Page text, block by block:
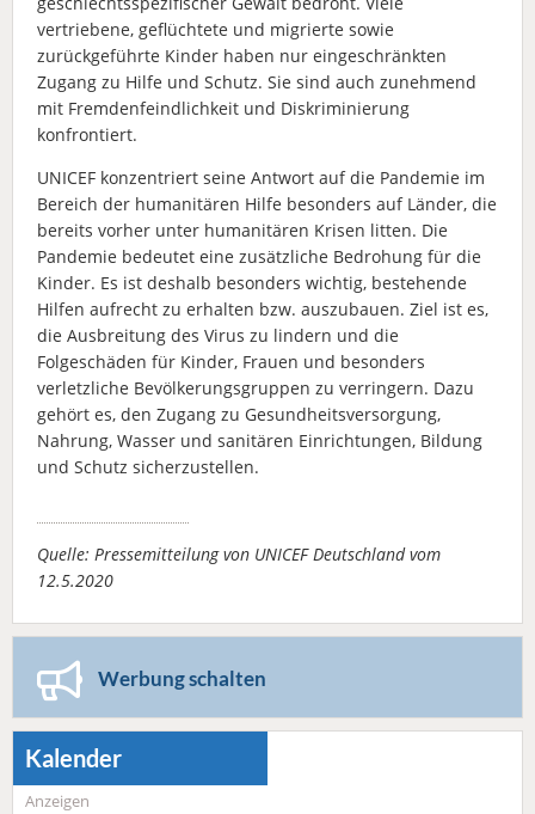
vertriebene, geflüchtete und migrierte sowie
zurückgeführte Kinder haben nur eingeschränkten
Zugang zu Hilfe und Schutz. Sie sind auch zunehmend
mit Fremdenfeindlichkeit und Diskriminierung
konfrontiert.
UNICEF konzentriert seine Antwort auf die Pandemie im
Bereich der humanitären Hilfe besonders auf Länder, die
bereits vorher unter humanitären Krisen litten. Die
Pandemie bedeutet eine zusätzliche Bedrohung für die
Kinder. Es ist deshalb besonders wichtig, bestehende
Hilfen aufrecht zu erhalten bzw. auszubauen. Ziel ist es,
die Ausbreitung des Virus zu lindern und die
Folgeschäden für Kinder, Frauen und besonders
verletzliche Bevölkerungsgruppen zu verringern. Dazu
gehört es, den Zugang zu Gesundheitsversorgung,
Nahrung, Wasser und sanitären Einrichtungen, Bildung
und Schutz sicherzustellen.
Quelle: Pressemitteilung von UNICEF Deutschland vom
12.5.2020
Werbung schalten
Kalender
Anzeigen